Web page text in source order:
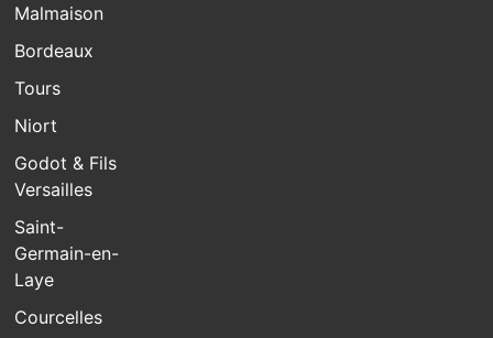
Malmaison
Bordeaux
Tours
Niort
Godot & Fils
Versailles
Saint-
Germain-en-
Laye
Courcelles